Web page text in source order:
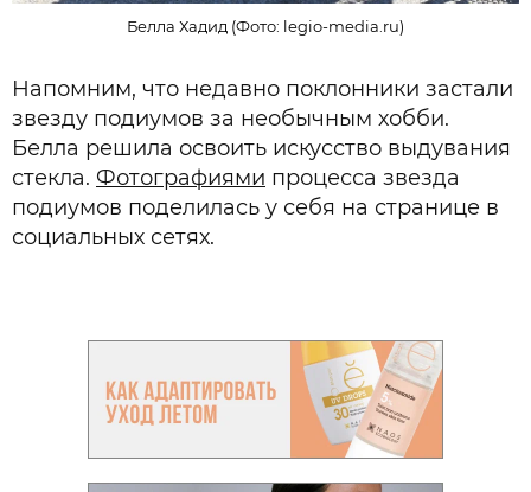
Белла Хадид (Фото: legio-media.ru)
Напомним, что недавно поклонники застали
звезду подиумов за необычным хобби.
Белла решила освоить искусство выдувания
стекла. Фотографиями процесса звезда
подиумов поделилась у себя на странице в
социальных сетях.